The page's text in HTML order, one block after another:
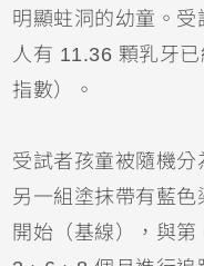
明顯蛀洞的幼童。
人有 11.36 顆乳牙
指數）。
受試者孩童被隨機分
另一組塗抹帶有藍
開始（基線），與